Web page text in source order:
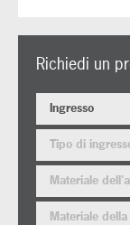
Richiedi un
Ingresso
Tipo di
Materiale
Materiale